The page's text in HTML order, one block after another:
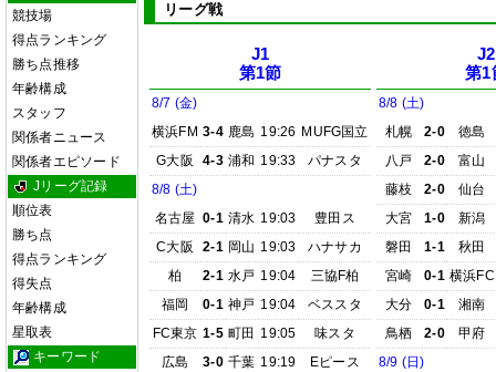
競技場
得点ランキング
勝ち点推移
年齢構成
スタッフ
関係者ニュース
関係者エピソード
Jリーグ記録
順位表
勝ち点
得点ランキング
得失点
年齢構成
星取表
キーワード
リーグ戦
J1
第1節
8/7 (金)
横浜FM 3-4 鹿島 19:26 MUFG国立
G大阪
4-3 浦和 19:33
パナスタ
8/8 (土)
名古屋 0-1 清水 19:03
豊田ス
C大阪
2-1 岡山 19:03
ハナサカ
柏
2-1 水戸 19:04
三協F柏
福岡
0-1 神戸 19:04
ベススタ
FC東京 1-5 町田 19:05
味スタ
広島
3-0 千葉 19:19
Eピース
J2
第1
8/8 (土)
札幌
2-0
徳島
八戸
2-0
富山
藤枝
2-0
仙台
大宮
1-0
新潟
磐田
1-1
秋田
宮崎
0-1 横浜FC
大分
0-1
湘南
鳥栖
2-0
甲府
8/9 (日)